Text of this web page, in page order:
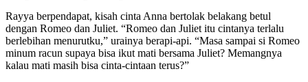
Rayya berpendapat, kisah cinta Anna bertolak belakang betul
dengan Romeo dan Juliet. “Romeo dan Juliet itu cintanya terlalu
berlebihan menurutku,” urainya berapi-api. “Masa sampai si Romeo
minum racun supaya bisa ikut mati bersama Juliet? Memangnya
kalau mati masih bisa cinta-cintaan terus?”